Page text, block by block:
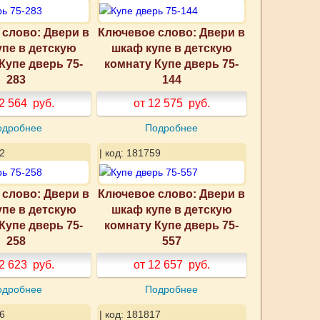
Двери в
в детскую
дверь 75-
283
564 руб.
Ключевое слово: Двери в
шкаф купе в детскую
комнату Купе дверь 75-
144
от 12 575 руб.
Подробнее
Двери в
в детскую
дверь 75-
258
623 руб.
| код: 181759
Ключевое слово: Двери в
шкаф купе в детскую
комнату Купе дверь 75-
557
от 12 657 руб.
Подробнее
| код: 181817